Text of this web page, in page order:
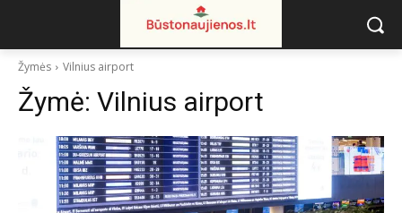
Žymės Vilnius airport
Žymė: Vilnius airport